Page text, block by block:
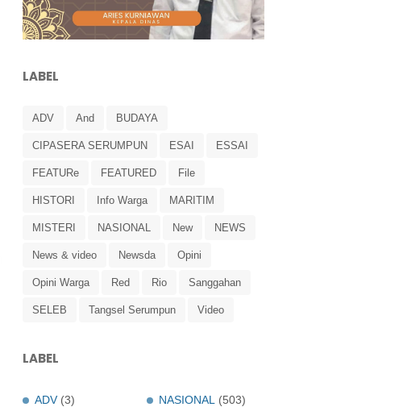
LABEL
ADV And BUDAYA
CIPASERA SERUMPUN ESAI ESSAI
FEATURe FEATURED File
HISTORI Info Warga MARITIM
MISTERI NASIONAL New NEWS
News & video Newsda Opini
Opini Warga Red Rio Sanggahan
SELEB Tangsel Serumpun Video
LABEL
ADV (3)
NASIONAL
(503)